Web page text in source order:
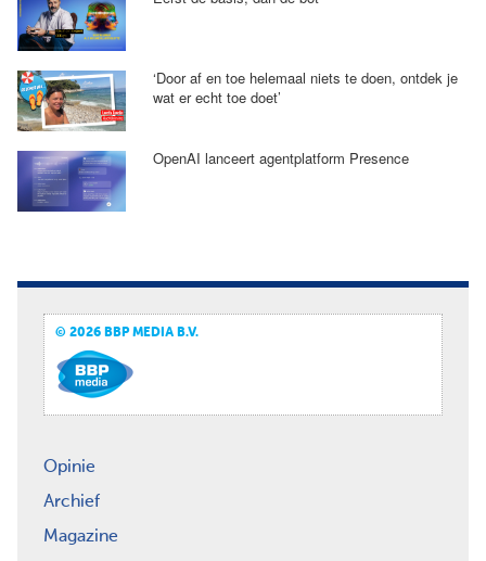
‘Door af en toe helemaal niets te doen, ontdek je
wat er echt toe doet’
OpenAI lanceert agentplatform Presence
© 2026 BBP MEDIA B.V.
Opinie
Archief
Magazine